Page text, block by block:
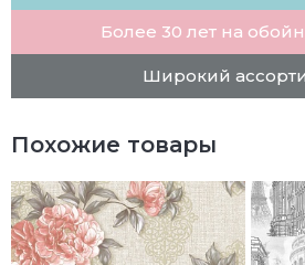
Более 30 лет на
Широкий
Похожие товары